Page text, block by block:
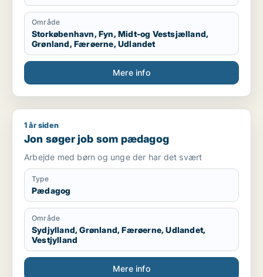
Område
Storkøbenhavn, Fyn, Midt-og Vestsjælland,
Grønland, Færøerne, Udlandet
Mere info
Jon søger job som pædagog
1 år siden
Jon søger job som pædagog
Arbejde med børn og unge der har det svært
Type
Pædagog
Område
Sydjylland, Grønland, Færøerne, Udlandet,
Vestjylland
Mere info